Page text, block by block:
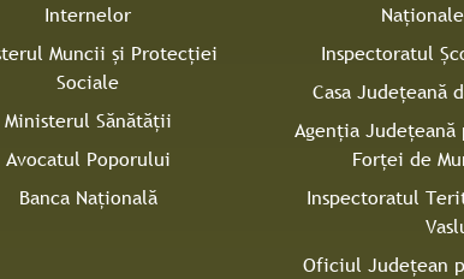
Internelor
Muncii și Protecției
Sociale
Ministerul Sănătății
Avocatul Poporului
Banca Națională
Inspectoratul
Casa Judeţeană
Agenţia Judeţeană
Forţei de
Inspectoratul
Oficiul Judeţean